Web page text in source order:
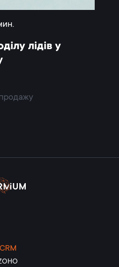
лідів у
продажу
CRM